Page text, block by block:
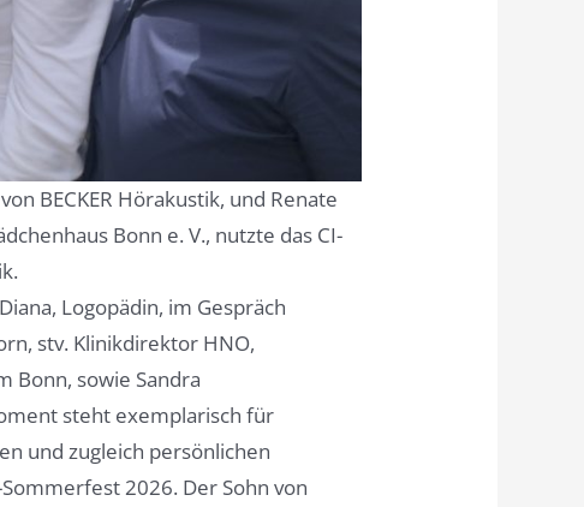
BECKER Hörakustik, und Renate
Bonn e. V., nutzte das CI-
Logopädin, im Gespräch
stv. Klinikdirektor HNO,
Bonn, sowie Sandra
steht exemplarisch für
und zugleich persönlichen
2026. Der Sohn von